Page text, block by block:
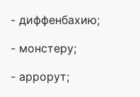
- диффенбахию;
- монстеру;
- аррорут;